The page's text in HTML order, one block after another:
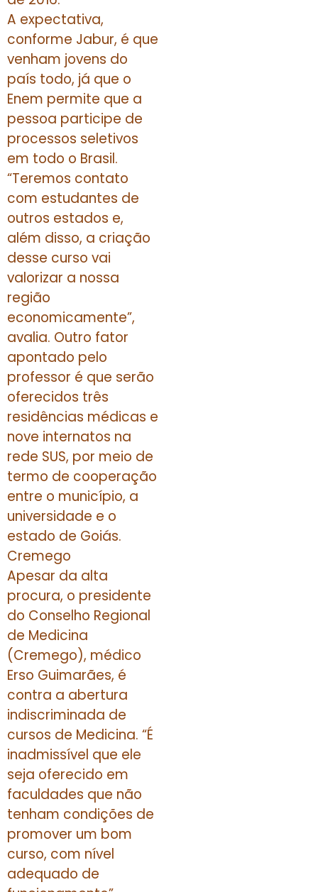
A expectativa,
conforme Jabur, é que
venham jovens do
país todo, já que o
Enem permite que a
pessoa participe de
processos seletivos
em todo o Brasil.
“Teremos contato
com estudantes de
outros estados e,
além disso, a criação
desse curso vai
valorizar a nossa
região
economicamente”,
avalia. Outro fator
apontado pelo
professor é que serão
oferecidos três
residências médicas e
nove internatos na
rede SUS, por meio de
termo de cooperação
entre o município, a
universidade e o
estado de Goiás.
Cremego
Apesar da alta
procura, o presidente
do Conselho Regional
de Medicina
(Cremego), médico
Erso Guimarães, é
contra a abertura
indiscriminada de
cursos de Medicina. “É
inadmissível que ele
seja oferecido em
faculdades que não
tenham condições de
promover um bom
curso, com nível
adequado de